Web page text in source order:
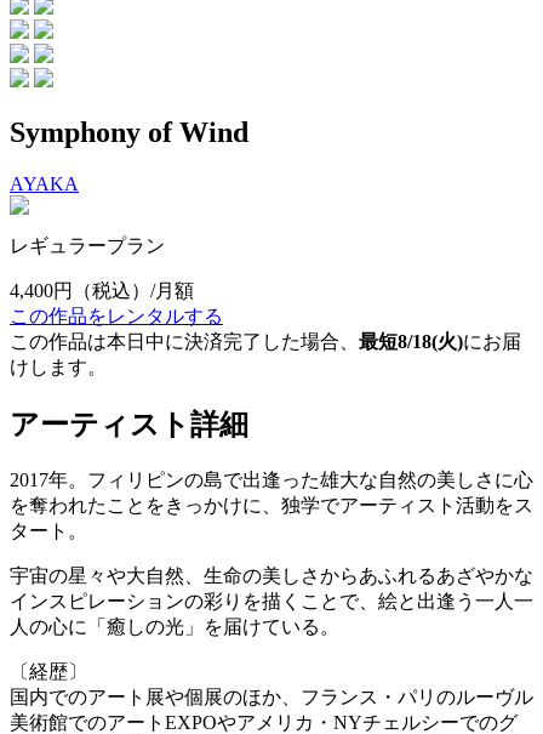
Symphony of Wind
AYAKA
レギュラープラン
4,400円
（税込）/月額
この作品をレンタルする
この作品は本日中に決済完了した場合、 最短8/18(火)にお届
けします。
アーティスト詳細
2017年。フィリピンの島で出逢った雄大な自然の美しさに心
を奪われたことをきっかけに、独学でアーティスト活動をス
タート。
宇宙の星々や大自然、生命の美しさからあふれるあざやかな
インスピレーションの彩りを描くことで、絵と出逢う一人一
人の心に「癒しの光」を届けている。
〔経歴〕
国内でのアート展や個展のほか、フランス・パリのルーヴル
美術館でのアートEXPOやアメリカ・NYチェルシーでのグ